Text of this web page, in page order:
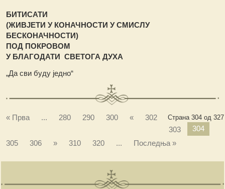
БИТИСАТИ
(ЖИВЈЕТИ У КОНАЧНОСТИ У СМИСЛУ
БЕСКОНАЧНОСТИ)
ПОД ПОКРОВОМ
У БЛАГОДАТИ СВЕТОГА ДУХА
„Да сви буду једно“
Страна 304 од 327
« Прва ... 280 290 300 «
302
303
304
305
306 » 310 320 ... Последња »